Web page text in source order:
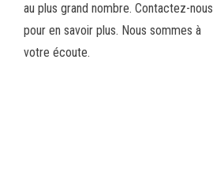
au plus grand nombre. Contactez-nous
pour en savoir plus. Nous sommes à
votre écoute.